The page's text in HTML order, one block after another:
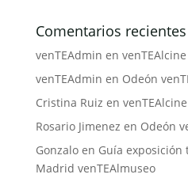
Comentarios recientes
venTEAdmin en
venTEAdmin en Odeón
Cristina Ruiz en
Rosario Jimenez en Odeón
Gonzaloen Guía exposición
Madrid venTEAlmuseo